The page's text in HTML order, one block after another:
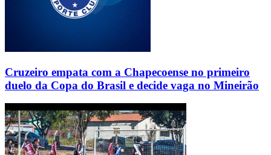
Cruzeiro empata com a Chapecoense no primeiro
duelo da Copa do Brasil e decide vaga no Mineirão